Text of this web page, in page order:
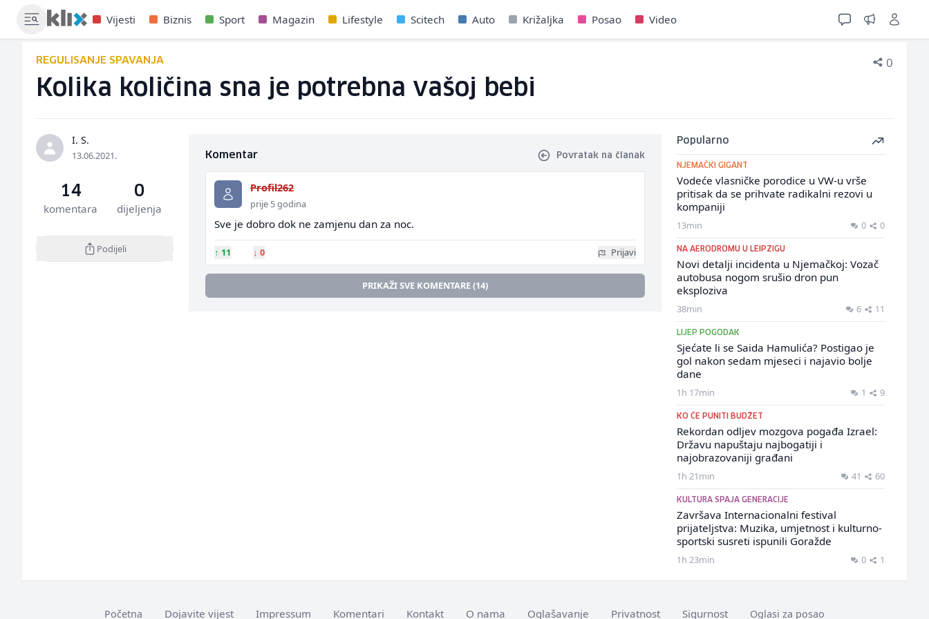
Vijesti Biznis Sport Magazin Lifestyle Scitech Auto Križaljka Posao Video
REGULISANJE SPAVANJA 0
Kolika količina sna je potrebna vašoj bebi
I. S.
13.06.2021.
14
komentara
0
dijeljenja
Podijeli
Komentar Povratak na članak
Profil262
prije 5 godina
Sve je dobro dok ne zamjenu dan za noc.
↑ 11 ↓ 0 Prijavi
PRIKAŽI SVE KOMENTARE (14)
Popularno
NJEMAČKI GIGANT
Vodeće vlasničke porodice u VW-u vrše
pritisak da se prihvate radikalni rezovi u
kompaniji
13min 0 0
NA AERODROMU U LEIPZIGU
Novi detalji incidenta u Njemačkoj: Vozač
autobusa nogom srušio dron pun
eksploziva
38min 6 11
LIJEP POGODAK
Sjećate li se Saida Hamulića? Postigao je
gol nakon sedam mjeseci i najavio bolje
dane
1h 17min 1 9
KO ĆE PUNITI BUDŽET
Rekordan odljev mozgova pogađa Izrael:
Državu napuštaju najbogatiji i
najobrazovaniji građani
1h 21min 41 60
KULTURA SPAJA GENERACIJE
Završava Internacionalni festival
prijateljstva: Muzika, umjetnost i kulturno-
sportski susreti ispunili Goražde
1h 23min 0 1
Početna Dojavite vijest Impressum Komentari Kontakt O nama Oglašavanje Privatnost Sigurnost Oglasi za posao